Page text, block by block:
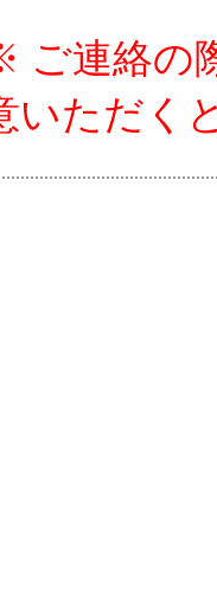
ご連絡の
いただく